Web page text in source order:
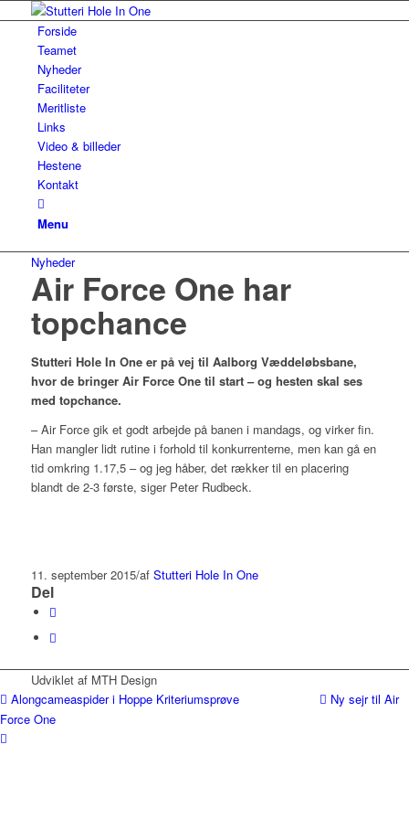
Forside
Teamet
Nyheder
Faciliteter
Meritliste
Links
Video & billeder
Hestene
Kontakt
Menu
Nyheder
Air Force One har
topchance
Stutteri Hole In One er på vej til Aalborg Væddeløbsbane,
hvor de bringer Air Force One til start – og hesten skal ses
med topchance.
– Air Force gik et godt arbejde på banen i mandags, og virker fin.
Han mangler lidt rutine i forhold til konkurrenterne, men kan gå en
tid omkring 1.17,5 – og jeg håber, det rækker til en placering
blandt de 2-3 første, siger Peter Rudbeck.
11. september 2015/af Stutteri Hole In One
Del
Udviklet af MTH Design
Alongcameaspider i Hoppe Kriteriumsprøve
Ny sejr til Air
Force One